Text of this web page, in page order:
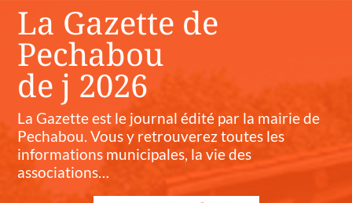
La Gazette de
Pechabou
de j 2026
La Gazette est le journal édité par la mairie de
Pechabou. Vous y retrouverez toutes les
informations municipales, la vie des
associations…